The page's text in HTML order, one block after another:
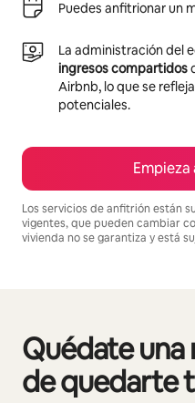
Puedes anfitrionar un
La administración del
ingresos compartidos
Airbnb, lo que se
potenciales.
Los servicios de anfitrión están
vigentes, que pueden cambiar
vivienda no se garantiza y está
Quédate una
de quedarte
Se muestran0 de 0